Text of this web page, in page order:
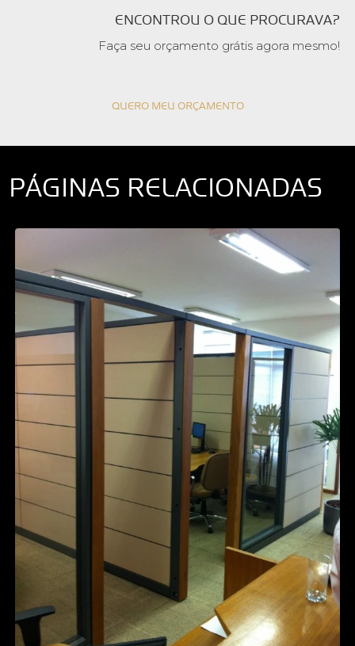
ENCONTROU O QUE PROCURAVA?
Faça seu orçamento grátis agora mesmo!
QUERO MEU ORÇAMENTO
PÁGINAS RELACIONADAS